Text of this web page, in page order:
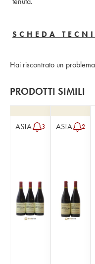
SCHEDA
Hai riscontrato un
PRODOTTI SIMILI
ASTA 3 ASTA 2